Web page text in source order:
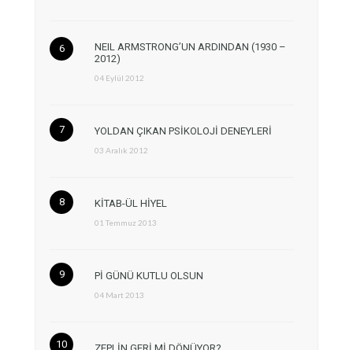
NEIL ARMSTRONG’UN ARDINDAN (1930 –
2012)
04 Eylül 2012
YOLDAN ÇIKAN PSİKOLOJİ DENEYLERİ
03 Aralık 2012
KİTAB-ÜL HİYEL
01 Temmuz 2013
Pİ GÜNÜ KUTLU OLSUN
04 Mart 2013